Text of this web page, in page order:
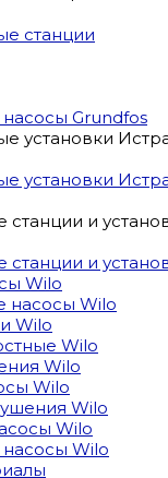
станции
Grundfos
установки
установки
и
и
Wilo
насосы Wilo
Wilo
Wilo
Wilo
Wilo
Wilo
Wilo
Wilo